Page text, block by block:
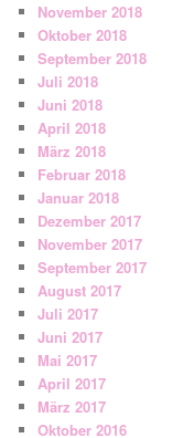
November 2018
Oktober 2018
September 2018
Juli 2018
Juni 2018
April 2018
März 2018
Februar 2018
Januar 2018
Dezember 2017
November 2017
September 2017
August 2017
Juli 2017
Juni 2017
Mai 2017
April 2017
März 2017
Oktober 2016